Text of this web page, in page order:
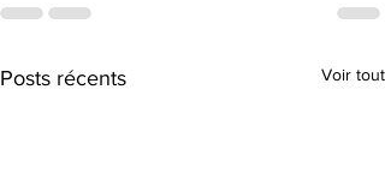
Posts récents Voir tout